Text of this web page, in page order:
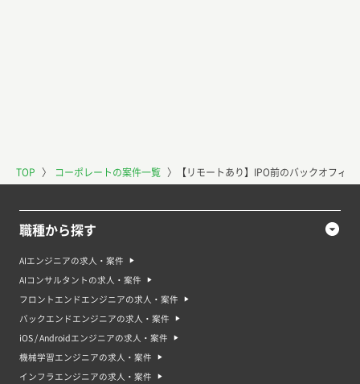
TOP 〉 コーポレートの案件一覧 〉 【リモートあり】IPO前のバックオフィ
職種から探す
AIエンジニアの求人・案件
AIコンサルタントの求人・案件
フロントエンドエンジニアの求人・案件
バックエンドエンジニアの求人・案件
iOS / Androidエンジニアの求人・案件
機械学習エンジニアの求人・案件
インフラエンジニアの求人・案件